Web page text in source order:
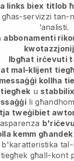
links biex titlob
għas-servizzi tan-
’analisti.
abbonamenti
Ibgħat irċevuti
mal-klijent
kollha
u
li
tweġibiet
kemm għandek
b'karatteristika
għall-kont